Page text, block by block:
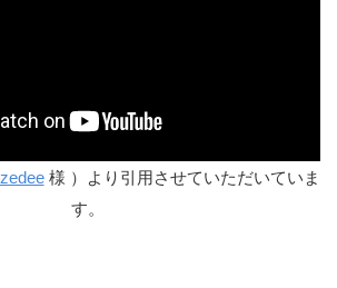
様 ）より引用させていただいていま
す。